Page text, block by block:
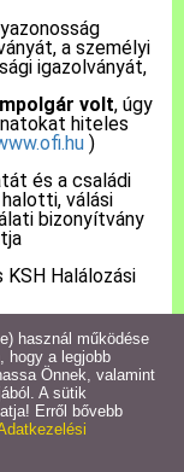
a személyi
igazolványát,
volt, úgy
hiteles
)
és a családi
válási
bizonyítvány
Halálozási
az illetékes
születését,
(válás,
mert abban az
már nem
használ működése
hogy a legjobb
Önnek, valamint
A sütik
Erről bővebb